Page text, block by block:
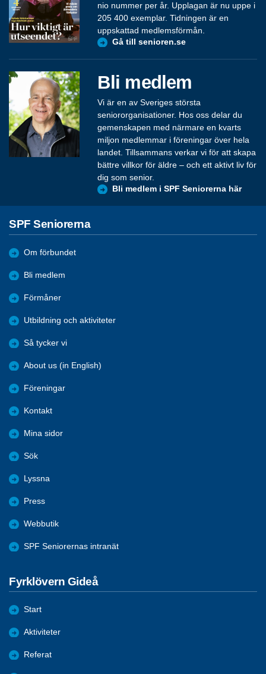
nio nummer per år. Upplagan är nu uppe i
205 400 exemplar. Tidningen är en
uppskattad medlemsförmån.
Gå till senioren.se
Bli medlem
Vi är en av Sveriges största
seniororganisationer. Hos oss delar du
gemenskapen med närmare en kvarts
miljon medlemmar i föreningar över hela
landet. Tillsammans verkar vi för att skapa
bättre villkor för äldre – och ett aktivt liv för
dig som senior.
Bli medlem i SPF Seniorerna här
SPF Seniorerna
Om förbundet
Bli medlem
Förmåner
Utbildning och aktiviteter
Så tycker vi
About us (in English)
Föreningar
Kontakt
Mina sidor
Sök
Lyssna
Press
Webbutik
SPF Seniorernas intranät
Fyrklövern Gideå
Start
Aktiviteter
Referat